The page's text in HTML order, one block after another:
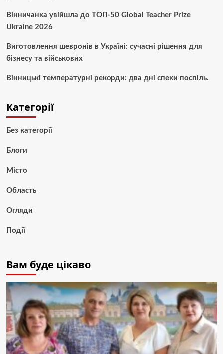
Вінничанка увійшла до ТОП-50 Global Teacher Prize
Ukraine 2026
Виготовлення шевронів в Україні: сучасні рішення для
бізнесу та військових
Вінницькі температурні рекорди: два дні спеки поспіль.
Категорії
Без категорії
Блоги
Місто
Область
Огляди
Події
Вам буде цікаво